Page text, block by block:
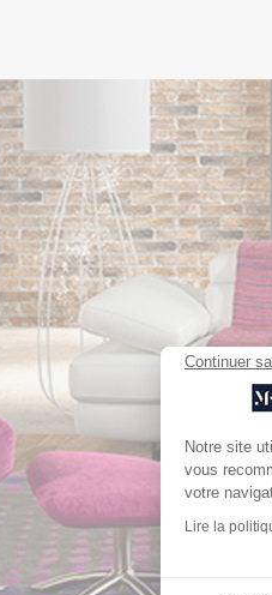
Continuer
Notre site
vous
votre
Lire la